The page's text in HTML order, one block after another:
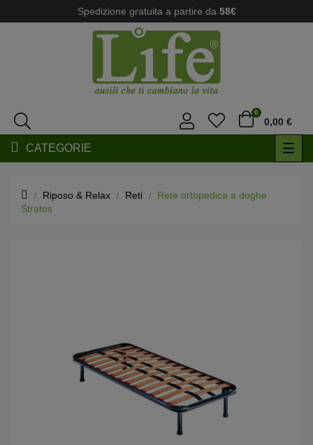
Spedizione gratuita a partire da 58€
0
0,00 €
CATEGORIE ☰
Riposo & Relax Reti
Rete ortopedica a doghe
Stratos